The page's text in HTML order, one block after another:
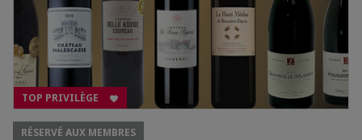
TOP PRIVILÈGE
RÉSERVÉ AUX MEMBRES